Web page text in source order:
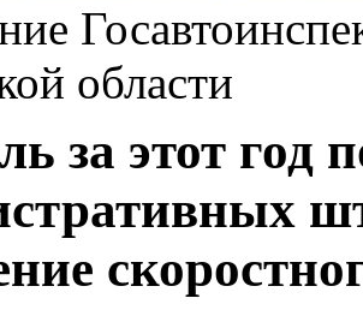
области
за этот год